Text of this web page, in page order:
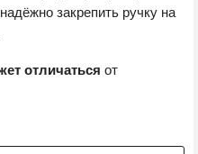
закрепить ручку на
отличаться от